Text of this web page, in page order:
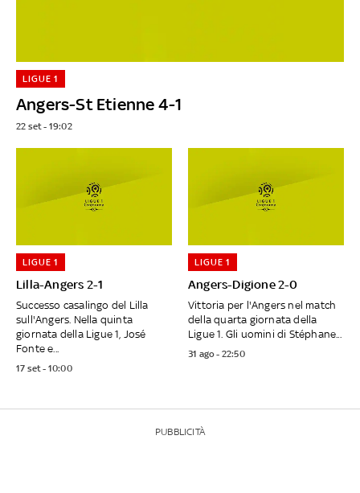
Angers-St Etienne 4-1
LIGUE 1
22 set - 19:02
Lilla-Angers 2-1
LIGUE 1
Successo casalingo del Lilla
sull'Angers. Nella quinta
giornata della Ligue 1, José
Fonte e...
17 set - 10:00
Angers-Digione 2-0
LIGUE 1
Vittoria per l'Angers nel match
della quarta giornata della
Ligue 1. Gli uomini di Stéphane...
31 ago - 22:50
PUBBLICITÀ